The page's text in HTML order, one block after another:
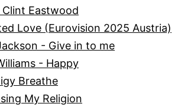
Clint Eastwood
Love (Eurovision 2025 Austria)
- Give in to me
- Happy
Breathe
My Religion